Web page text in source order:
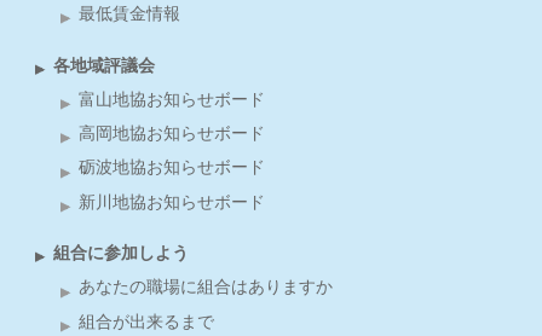
最低賃金情報
各地域評議会
富山地協お知らせボード
高岡地協お知らせボード
砺波地協お知らせボード
新川地協お知らせボード
組合に参加しよう
あなたの職場に組合はありますか
組合が出来るまで